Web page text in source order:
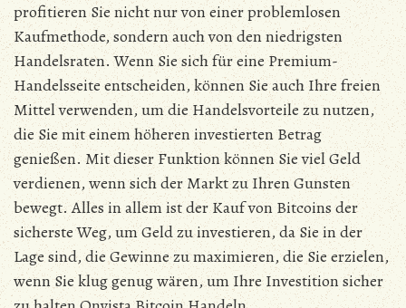
profitieren Sie nicht nur von einer problemlosen
Kaufmethode, sondern auch von den niedrigsten
Handelsraten. Wenn Sie sich für eine Premium-
Handelsseite entscheiden, können Sie auch Ihre freien
Mittel verwenden, um die Handelsvorteile zu nutzen,
die Sie mit einem höheren investierten Betrag
genießen. Mit dieser Funktion können Sie viel Geld
verdienen, wenn sich der Markt zu Ihren Gunsten
bewegt. Alles in allem ist der Kauf von Bitcoins der
sicherste Weg, um Geld zu investieren, da Sie in der
Lage sind, die Gewinne zu maximieren, die Sie erzielen,
wenn Sie klug genug wären, um Ihre Investition sicher